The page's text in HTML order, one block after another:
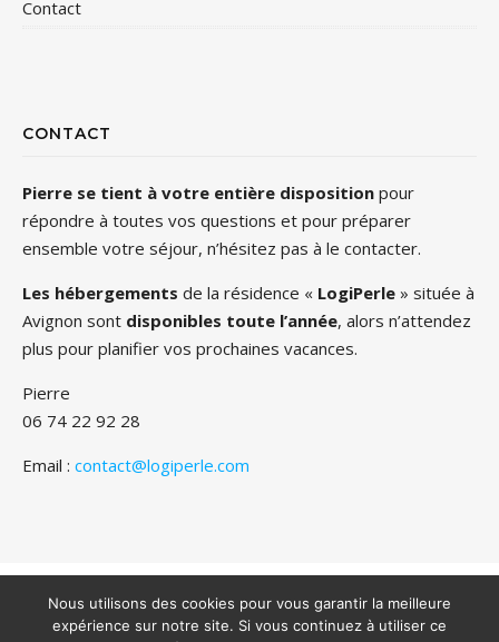
Contact
CONTACT
Pierre se tient à votre entière disposition pour
répondre à toutes vos questions et pour préparer
ensemble votre séjour, n’hésitez pas à le contacter.
Les hébergements de la résidence « LogiPerle » située à
Avignon sont disponibles toute l’année, alors n’attendez
plus pour planifier vos prochaines vacances.
Pierre
06 74 22 92 28
Email : contact@logiperle.com
Copyright 2022 - Tous droits réservés - Logiperle -Mentions
légales
Nous utilisons des cookies pour vous garantir la meilleure
expérience sur notre site. Si vous continuez à utiliser ce